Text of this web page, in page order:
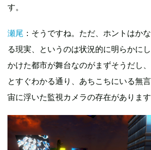
す。
瀬尾 ：そうですね。ただ、ホントはか
る現実、というのは状況的に明らかに
かけた都市が舞台なのがまずそうだし
とすぐわかる通り、あちこちにいる無言
宙に浮いた監視カメラの存在があります